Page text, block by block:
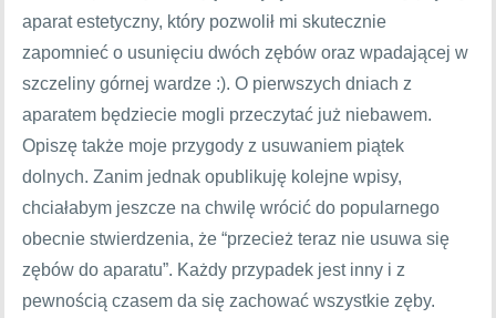
aparat estetyczny, który pozwolił mi skutecznie
zapomnieć o usunięciu dwóch zębów oraz wpadającej w
szczeliny górnej wardze :). O pierwszych dniach z
aparatem będziecie mogli przeczytać już niebawem.
Opiszę także moje przygody z usuwaniem piątek
dolnych. Zanim jednak opublikuję kolejne wpisy,
chciałabym jeszcze na chwilę wrócić do popularnego
obecnie stwierdzenia, że “przecież teraz nie usuwa się
zębów do aparatu”. Każdy przypadek jest inny i z
pewnością czasem da się zachować wszystkie zęby.